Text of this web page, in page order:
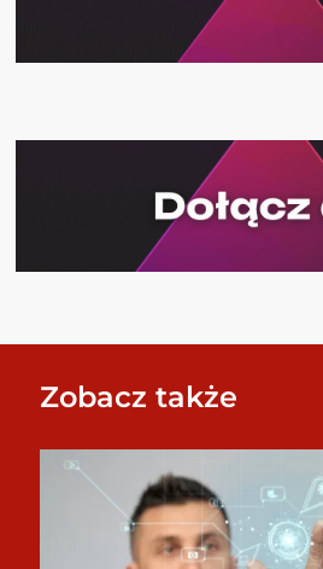
Zobacz także